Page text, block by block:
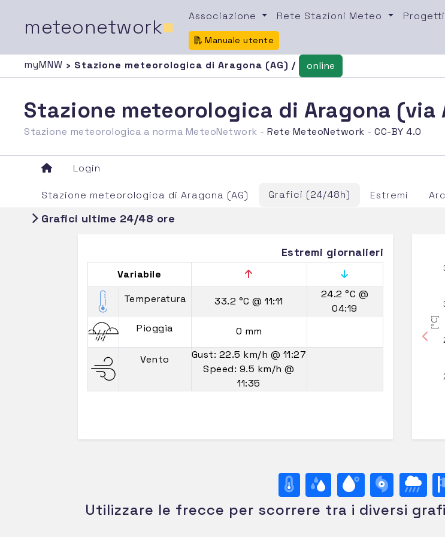
meteonetwork■ Associazione Rete Stazioni Meteo Progetti
Manuale utente
myMNW › Stazione meteorologica di Aragona (AG) / online
Stazione meteorologica di Aragona (via
Stazione meteorologica a norma MeteoNetwork -Rete MeteoNetwork -CC-BY 4.0
Login
Stazione meteorologica di Aragona (AG) Grafici (24/48h) Estremi
Grafici ultime 24/48 ore
Estremi giornalieri
Variabile
Temperatura
33.2 °C@ 11:11
24.2 °C @
04:19
Pioggia
0 mm
Vento Gust: 22.5 km/h @ 11:27
Speed: 9.5 km/h@
11:35
[°C]
Utilizzare le frecce per scorrere tra i diversi